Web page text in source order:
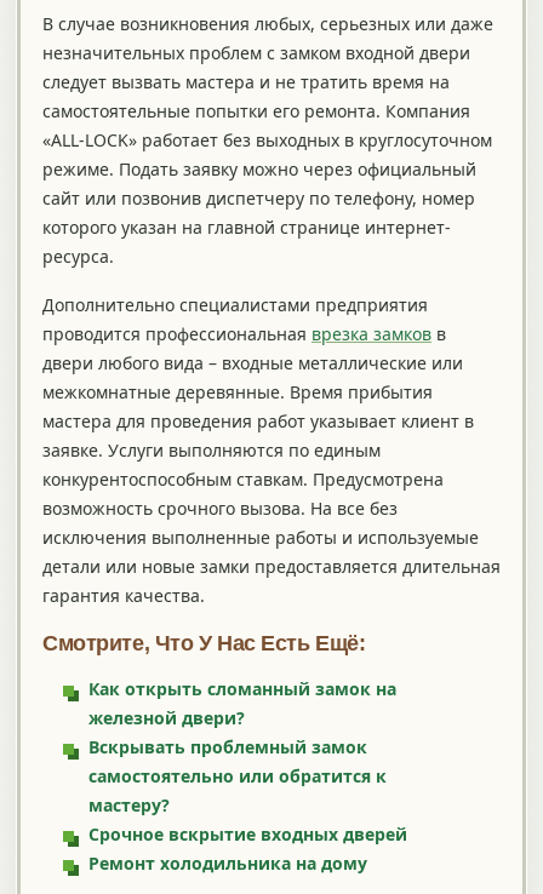
В случае возникновения любых, серьезных или даже
незначительных проблем с замком входной двери
следует вызвать мастера и не тратить время на
самостоятельные попытки его ремонта. Компания
«ALL-LOCK» работает без выходных в круглосуточном
режиме. Подать заявку можно через официальный
сайт или позвонив диспетчеру по телефону, номер
которого указан на главной странице интернет-
ресурса.
Дополнительно специалистами предприятия
проводится профессиональная врезка замков в
двери любого вида – входные металлические или
межкомнатные деревянные. Время прибытия
мастера для проведения работ указывает клиент в
заявке. Услуги выполняются по единым
конкурентоспособным ставкам. Предусмотрена
возможность срочного вызова. На все без
исключения выполненные работы и используемые
детали или новые замки предоставляется длительная
гарантия качества.
Смотрите, Что У Нас Есть Ещё:
Как открыть сломанный замок на
железной двери?
Вскрывать проблемный замок
самостоятельно или обратится к
мастеру?
Срочное вскрытие входных дверей
Ремонт холодильника на дому